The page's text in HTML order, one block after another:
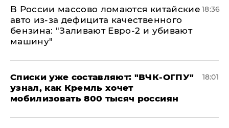
В России массово ломаются китайские
авто из-за дефицита качественного
бензина: "Заливают Евро-2 и убивают
машину"
18:36
Списки уже составляют: "ВЧК-ОГПУ"
узнал, как Кремль хочет
мобилизовать 800 тысяч россиян
18:01